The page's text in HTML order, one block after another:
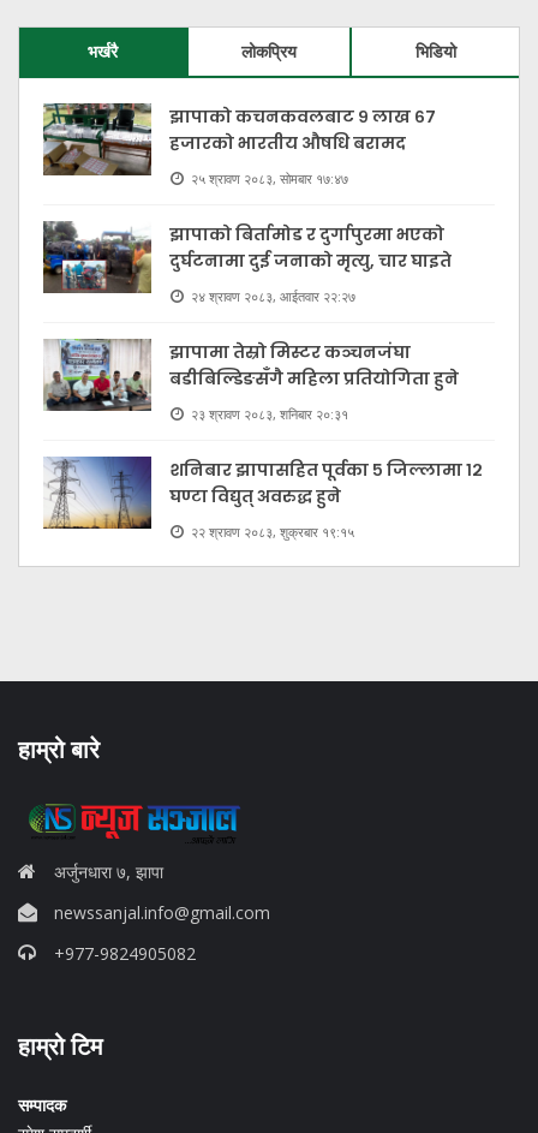
भर्खरै लोकप्रिय भिडियो
झापाको कचनकवलबाट ९ लाख ६७
हजारको भारतीय औषधि बरामद
२५ श्रावण २०८३, सोमबार १७:४७
झापाको बिर्तामोड र दुर्गापुरमा भएको
दुर्घटनामा दुई जनाको मृत्यु, चार घाइते
२४ श्रावण २०८३, आईतवार २२:२७
झापामा तेस्रो मिस्टर कञ्चनजंघा
बडीबिल्डिङसँगै महिला प्रतियोगिता हुने
२३ श्रावण २०८३, शनिबार २०:३१
शनिबार झापासहित पूर्वका ५ जिल्लामा १२
घण्टा विद्युत् अवरुद्ध हुने
२२ श्रावण २०८३, शुक्रबार १९:१५
हाम्रो बारे
अर्जुनधारा ७, झापा
newssanjal.info@gmail.com
+977-9824905082
b88 slot
daftar slot88
judi slot online pulsa
हाम्रो टिम
सम्पादक